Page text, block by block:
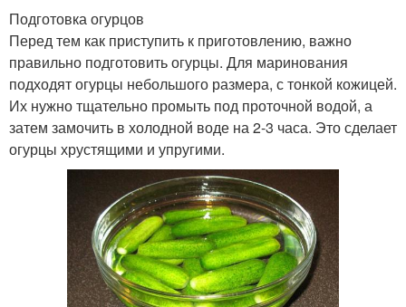
Подготовка огурцов
Перед тем как приступить к приготовлению, важно
правильно подготовить огурцы. Для маринования
подходят огурцы небольшого размера, с тонкой кожицей.
Их нужно тщательно промыть под проточной водой, а
затем замочить в холодной воде на 2-3 часа. Это сделает
огурцы хрустящими и упругими.